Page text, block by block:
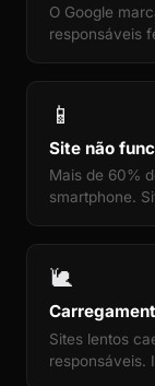
O Google
responsáveis
📱
Site não
Mais de 60%
smartphone.
🐌
Sites lentos
responsáveis.